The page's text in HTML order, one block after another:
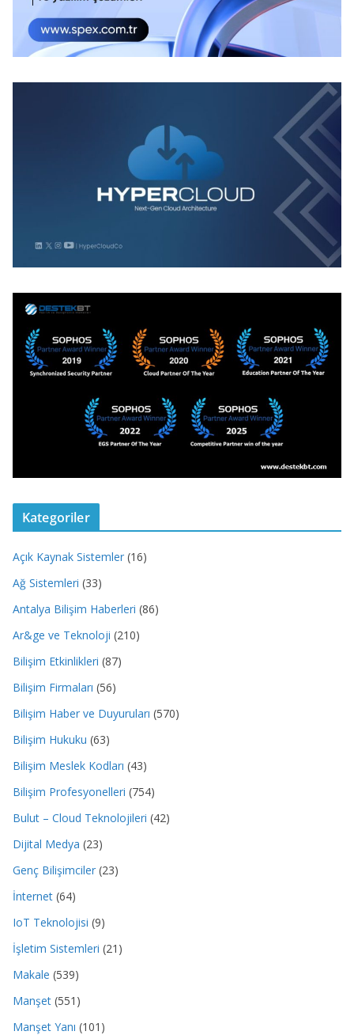
Kategoriler
Açık Kaynak Sistemler (16)
Ağ Sistemleri (33)
Antalya Bilişim Haberleri (86)
Ar&ge ve Teknoloji (210)
Bilişim Etkinlikleri (87)
Bilişim Firmaları (56)
Bilişim Haber ve Duyuruları (570)
Bilişim Hukuku (63)
Bilişim Meslek Kodları (43)
Bilişim Profesyonelleri (754)
Bulut – Cloud Teknolojileri (42)
Dijital Medya (23)
Genç Bilişimciler (23)
İnternet (64)
IoT Teknolojisi (9)
İşletim Sistemleri (21)
Makale (539)
Manşet (551)
Manşet Yanı (101)